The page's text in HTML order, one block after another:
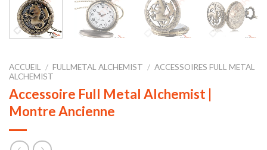
ACCUEIL / FULLMETAL ALCHEMIST / ACCESSOIRES FULL METAL
ALCHEMIST
Accessoire Full Metal Alchemist |
Montre Ancienne